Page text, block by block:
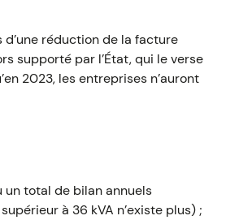
réduction de la facture
supporté par l’État, qui le verse
2023, les entreprises n’auront
un total de bilan annuels
à 36 kVA n’existe plus) ;